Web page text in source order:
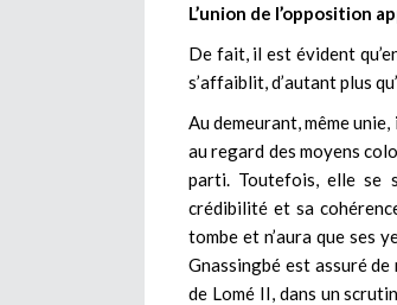
L’union de l’opposition
De fait, il est évident
s’affaiblit, d’autant plus
Au demeurant, même
au regard des moyens
parti. Toutefois, elle se
crédibilité et sa
tombe et n’aura que ses
Gnassingbé est assuré
de Lomé II, dans un